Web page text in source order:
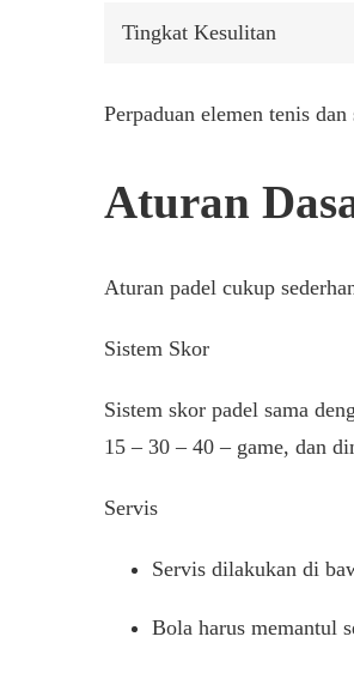
Tingkat Kesulitan
Perpaduan elemen tenis
Aturan
Aturan padel cukup
Sistem Skor
Sistem skor padel sama
15 – 30 – 40 – game, dan
Servis
Servis dilakukan di
Bola harus memantul